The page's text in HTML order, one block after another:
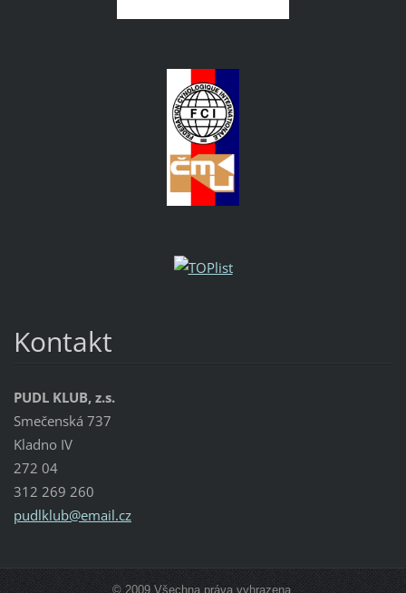
Kontakt
PUDL KLUB, z.s.
Smečenská 737
Kladno IV
272 04
312 269 260
pudlklub@email.cz
© 2009 Všechna práva vyhrazena.